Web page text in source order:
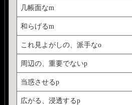
几帳面なm
和らげるm
これ見よがしの、派手なo
周辺の、重要でないp
当惑させるp
広がる、浸透するp